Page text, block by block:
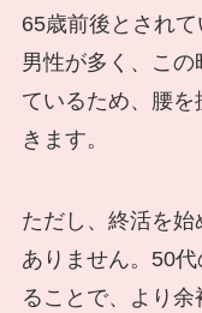
65歳前後とされ
男性が多く、こ
ているため、腰
きます。
ただし、終活を
ありません。50
ることで、より